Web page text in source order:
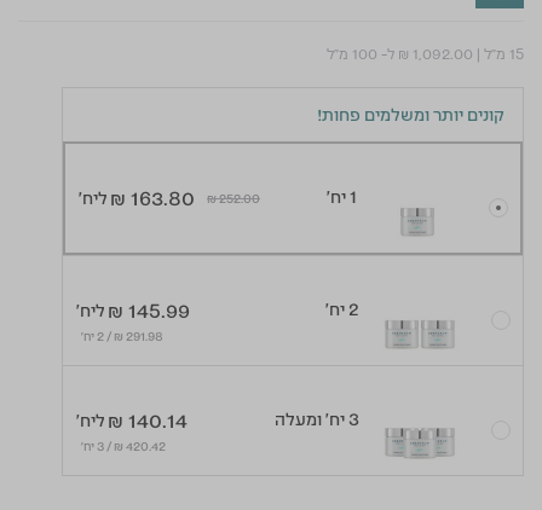
15 מ"ל ₪ 1,092.00 ל- 100 מ"ל
קונים יותר ומשלמים פחות!
1 יח' ליח' ₪ 163.80 Price reduced from
₪ 252.00to
2 יח' ליח' ₪ 145.99
291.98 ₪ / 2 יח׳
3 יח' ומעלה ליח' ₪ 140.14
420.42 ₪ / 3 יח׳